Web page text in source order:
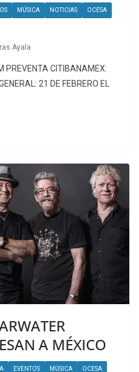
MÚSICA NOTICIAS OCESA
Ayala
PREVENTA CITIBANAMEX:
21 DE FEBRERO EL
A MÉXICO
EVENTOS MÚSICA OCESA